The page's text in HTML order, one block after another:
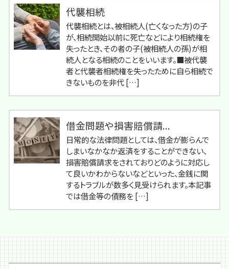
代襲相続
代襲相続とは、被相続人(亡くなった方)の子
が、相続開始以前に死亡などにより相続権を
失ったとき、その者の子(被相続人の孫)が相
続人となる相続のことをいいます。■被代襲
者と代襲者相続権を失ったために自ら相続で
きないものを非代 […]
借金問題や損害賠償請...
日常的な法律問題としては、借金が膨らんで
しまいなかなか返済をすることができない、
損害賠償請求をされておりどのように対応し
て良いかわからないなどといった、金銭に関
するトラブルが数多く見受けられます。本記事
では借金等の債務を […]